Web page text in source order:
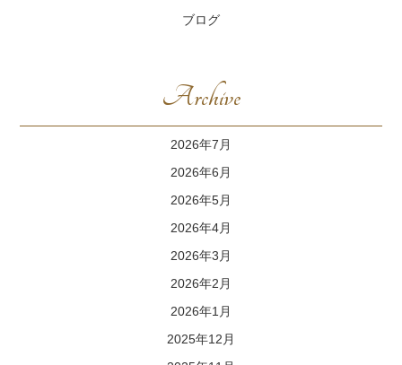
ブログ
Archive
2026年7月
2026年6月
2026年5月
2026年4月
2026年3月
2026年2月
2026年1月
2025年12月